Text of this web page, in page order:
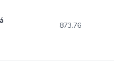
873.76